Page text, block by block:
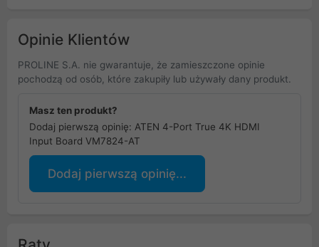
Opinie Klientów
PROLINE S.A. nie gwarantuje, że zamieszczone opinie
pochodzą od osób, które zakupiły lub używały dany produkt.
Masz ten produkt?
Dodaj pierwszą opinię: ATEN 4-Port True 4K HDMI
Input Board VM7824-AT
Dodaj pierwszą opinię...